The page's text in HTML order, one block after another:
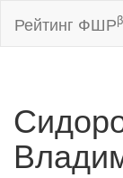
Рейтинг ФШРβ